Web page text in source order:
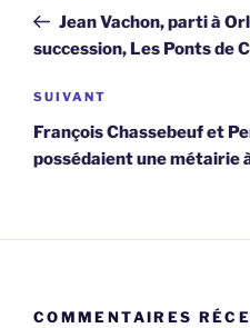
l’article
précédent
Jean Vachon, parti à
succession, Les Ponts de
Article
suivant
SUIVANT
François Chassebeuf et
possédaient une métairie
COMMENTAIRES